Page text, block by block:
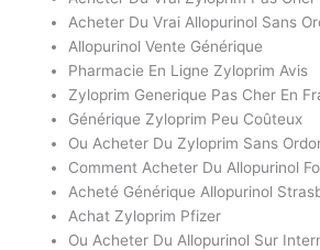
Acheter Du Vrai Allopurinol Sans
Allopurinol Vente Générique
Pharmacie En Ligne Zyloprim Avis
Zyloprim Generique Pas Cher En
Générique Zyloprim Peu Coûteux
Ou Acheter Du Zyloprim Sans
Comment Acheter Du Allopurinol
Acheté Générique Allopurinol
Achat Zyloprim Pfizer
Ou Acheter Du Allopurinol Sur